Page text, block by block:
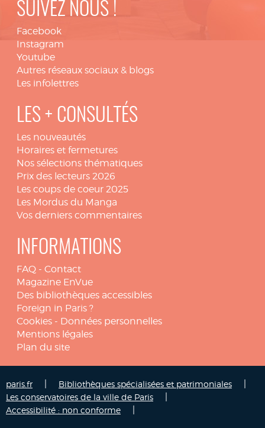
SUIVEZ NOUS !
Facebook
Instagram
Youtube
Autres réseaux sociaux & blogs
Les infolettres
LES + CONSULTÉS
Les nouveautés
Horaires et fermetures
Nos sélections thématiques
Prix des lecteurs 2026
Les coups de coeur 2025
Les Mordus du Manga
Vos derniers commentaires
INFORMATIONS
FAQ - Contact
Magazine EnVue
Des bibliothèques accessibles
Foreign in Paris ?
Cookies - Données personnelles
Mentions légales
Plan du site
paris.fr Bibliothèques spécialisées et patrimoniales
Les conservatoires de la ville de Paris
Accessibilité : non conforme